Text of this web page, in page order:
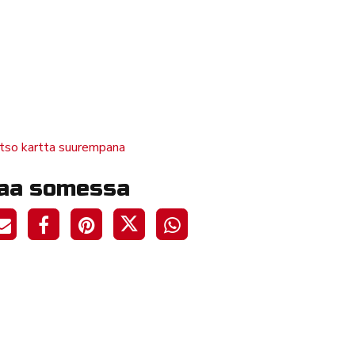
kartta suurempana
somessa